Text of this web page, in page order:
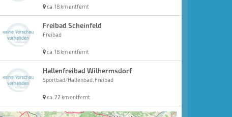
ca. 18 km entfernt
Freibad Scheinfeld
Freibad
ca. 18 km entfernt
Hallenfreibad Wilhermsdorf
Sportbad/Hallenbad, Freibad
ca. 22 km entfernt